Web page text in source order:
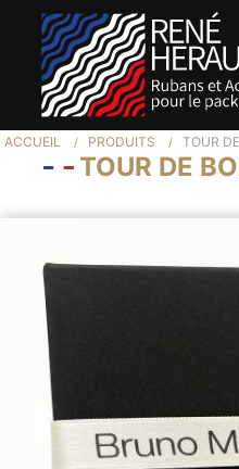
ACCUEIL PRODUITS TOUR
TOUR DE